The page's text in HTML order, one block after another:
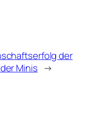
der
Minis →